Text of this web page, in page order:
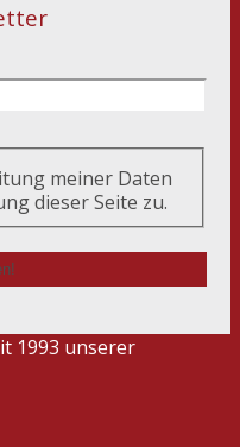
meiner Daten
dieser Seite zu.
1993 unserer